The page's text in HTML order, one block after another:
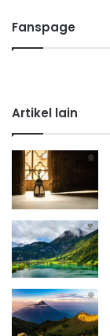
Fanspage
Artikel lain